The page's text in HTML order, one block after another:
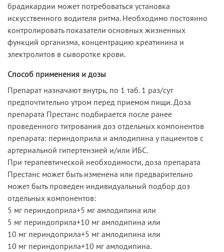
брадикардии может потребоваться установка
искусственного водителя ритма. Необходимо постоянно
контролировать показатели основных жизненных
функций организма, концентрацию креатинина и
электролитов в сыворотке крови.
Способ применения и дозы
Препарат назначают внутрь, по 1 таб. 1 раз/сут
предпочтительно утром перед приемом пищи. Доза
препарата Престанс подбирается после ранее
проведенного титрования доз отдельных компонентов
препарата: периндоприла и амлодипина у пациентов с
артериальной гипертензией и/или ИБС.
При терапевтической необходимости, доза препарата
Престанс может быть изменена или предварительно
может быть проведен индивидуальный подбор доз
отдельных компонентов:
5 мг периндоприла+5 мг амлодипина или
5 мг периндоприла+10 мг амлодипина или
10 мг периндоприла+5 мг амлодипина или
10 мг периндоприла+10 мг амлодипина.